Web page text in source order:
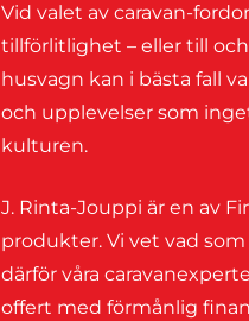
Vid valet av caravan-
tillförlitlighet – eller till och
husvagn kan i bästa fall
och upplevelser som
kulturen.
J. Rinta-Jouppi är en av
produkter. Vi vet vad
därför våra
offert med förmånlig